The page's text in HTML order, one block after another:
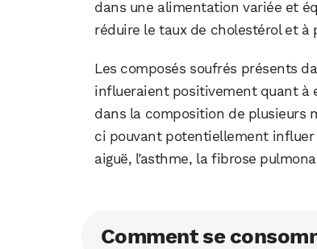
dans une alimentation variée et
réduire le taux de cholestérol et
Les composés soufrés présents
influeraient positivement quant à
dans la composition de plusieurs
ci pouvant potentiellement influer
aiguë, l’asthme, la fibrose
Comment se